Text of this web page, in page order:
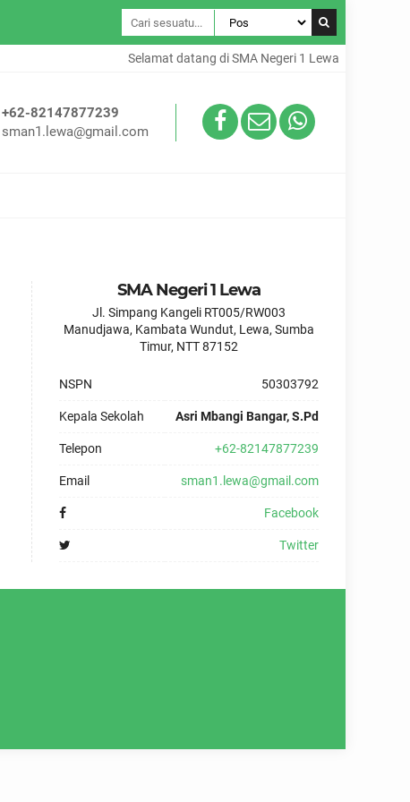
Selamat datang di SMA Negeri 1 Lewa
+62-82147877239
sman1.lewa@gmail.com
SMA Negeri 1 Lewa
Jl. Simpang Kangeli RT005/RW003
Manudjawa, Kambata Wundut, Lewa, Sumba
Timur, NTT 87152
NSPN 50303792
Kepala Sekolah Asri Mbangi Bangar, S.Pd
Telepon +62-82147877239
Email sman1.lewa@gmail.com
Facebook
Twitter